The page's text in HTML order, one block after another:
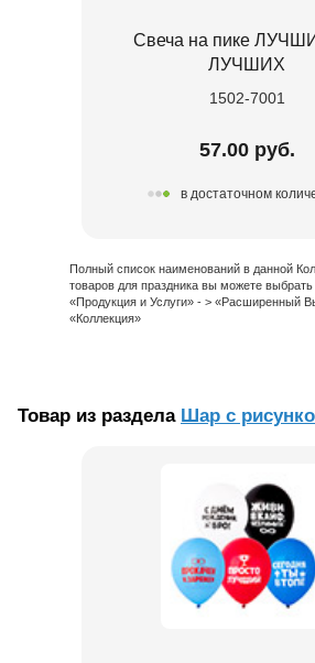
Свеча на пике
ЛУЧШИХ
1502-7001
57.00 руб.
в достаточном
Полный список наименований в данной
товаров для праздника вы можете
«Продукция и Услуги» - > «Расширенный
«Коллекция»
Товар из раздела Шар с